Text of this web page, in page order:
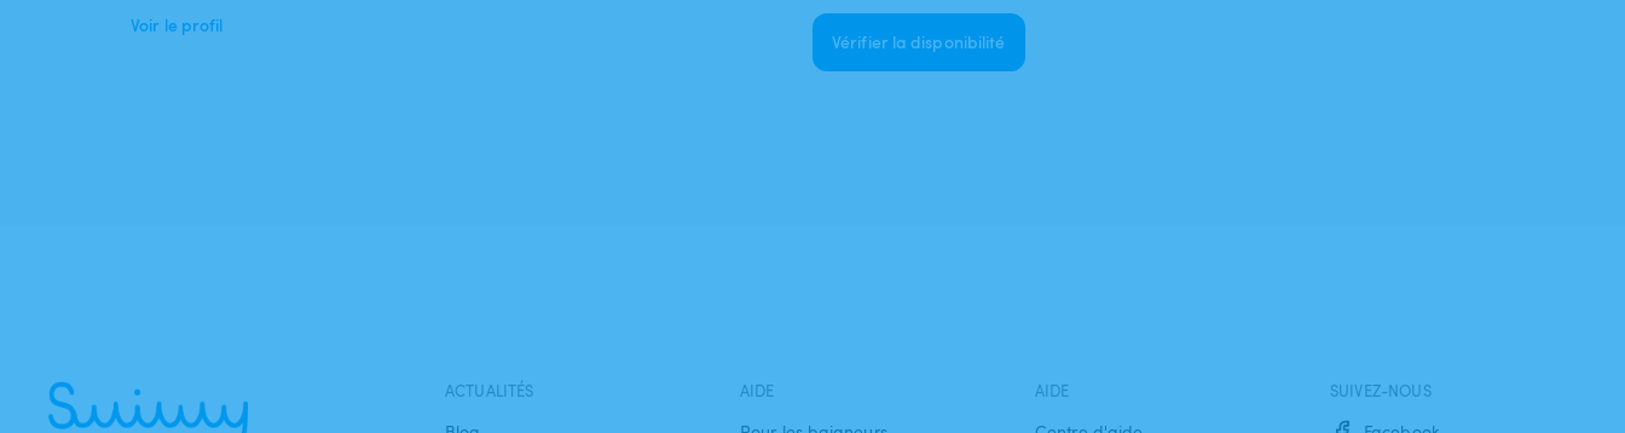
Voir le profil
Vérifier la disponibilité
ACTUALITÉS AIDE AIDE SUIVEZ-NOUS